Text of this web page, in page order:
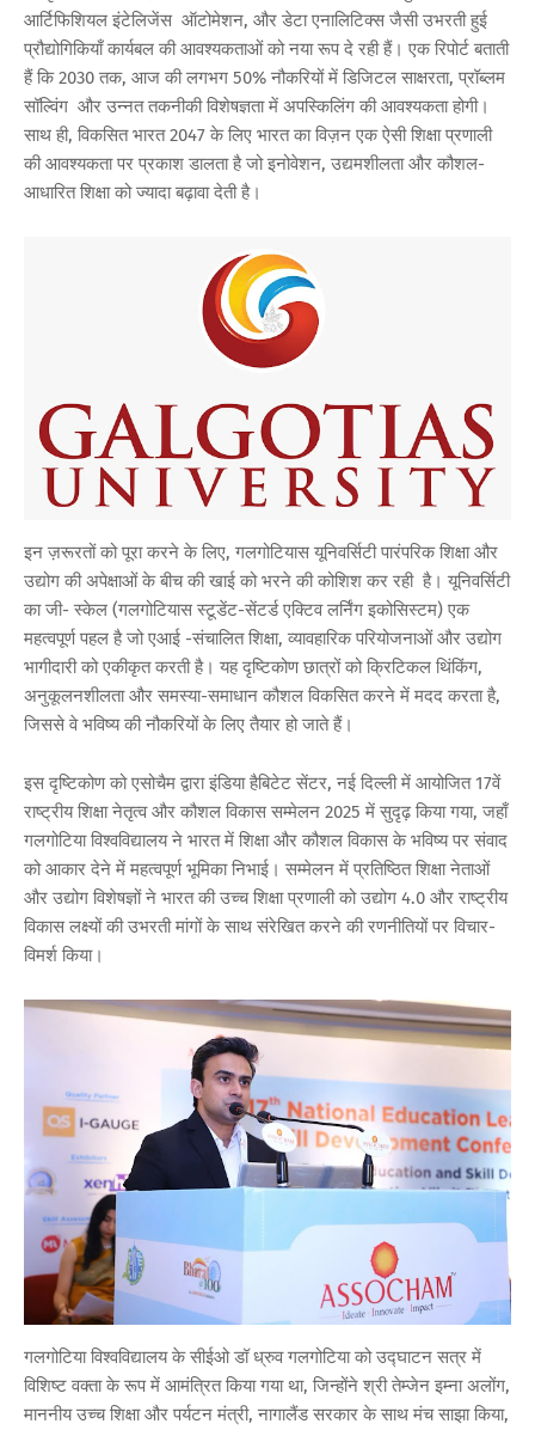
आर्टिफिशियल इंटेलिजेंस ऑटोमेशन, और डेटा एनालिटिक्स जैसी उभरती हुई
प्रौद्योगिकियाँ कार्यबल की आवश्यकताओं को नया रूप दे रही हैं। एक रिपोर्ट बताती
हैं कि 2030 तक, आज की लगभग 50% नौकरियों में डिजिटल साक्षरता, प्रॉब्लम
सॉल्विंग और उन्नत तकनीकी विशेषज्ञता में अपस्किलिंग की आवश्यकता होगी।
साथ ही, विकसित भारत 2047 के लिए भारत का विज़न एक ऐसी शिक्षा प्रणाली
की आवश्यकता पर प्रकाश डालता है जो इनोवेशन, उद्यमशीलता और कौशल-
आधारित शिक्षा को ज्यादा बढ़ावा देती है।
इन ज़रूरतों को पूरा करने के लिए, गलगोटियास यूनिवर्सिटी पारंपरिक शिक्षा और
उद्योग की अपेक्षाओं के बीच की खाई को भरने की कोशिश कर रही है। यूनिवर्सिटी
का जी- स्केल (गलगोटियास स्टूडेंट-सेंटर्ड एक्टिव लर्निंग इकोसिस्टम) एक
महत्वपूर्ण पहल है जो एआई -संचालित शिक्षा, व्यावहारिक परियोजनाओं और उद्योग
भागीदारी को एकीकृत करती है। यह दृष्टिकोण छात्रों को क्रिटिकल थिंकिंग,
अनुकूलनशीलता और समस्या-समाधान कौशल विकसित करने में मदद करता है,
जिससे वे भविष्य की नौकरियों के लिए तैयार हो जाते हैं।
इस दृष्टिकोण को एसोचैम द्वारा इंडिया हैबिटेट सेंटर, नई दिल्ली में आयोजित 17वें
राष्ट्रीय शिक्षा नेतृत्व और कौशल विकास सम्मेलन 2025 में सुदृढ़ किया गया, जहाँ
गलगोटिया विश्वविद्यालय ने भारत में शिक्षा और कौशल विकास के भविष्य पर संवाद
को आकार देने में महत्वपूर्ण भूमिका निभाई। सम्मेलन में प्रतिष्ठित शिक्षा नेताओं
और उद्योग विशेषज्ञों ने भारत की उच्च शिक्षा प्रणाली को उद्योग 4.0 और राष्ट्रीय
विकास लक्ष्यों की उभरती मांगों के साथ संरेखित करने की रणनीतियों पर विचार-
विमर्श किया।
गलगोटिया विश्वविद्यालय के सीईओ डॉ ध्रुव गलगोटिया को उद्घाटन सत्र में
विशिष्ट वक्ता के रूप में आमंत्रित किया गया था, जिन्होंने श्री तेम्जेन इम्ना अलोंग,
माननीय उच्च शिक्षा और पर्यटन मंत्री, नागालैंड सरकार के साथ मंच साझा किया,